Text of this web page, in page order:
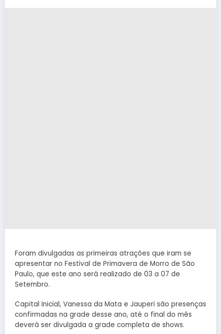
Foram divulgadas as primeiras atrações que iram se
apresentar no Festival de Primavera de Morro de São
Paulo, que este ano será realizado de 03 a 07 de
Setembro.
Capital Inicial, Vanessa da Mata e Jauperi são presenças
confirmadas na grade desse ano, até o final do mês
deverá ser divulgada a grade completa de shows.